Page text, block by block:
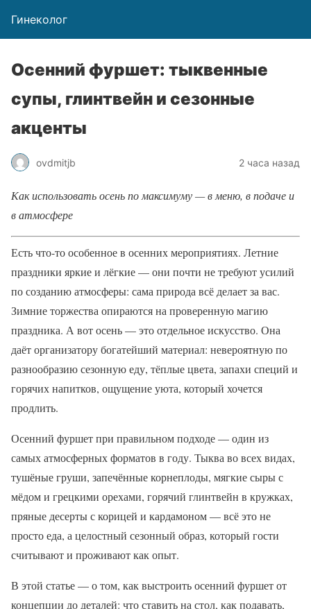
Гинеколог
Осенний фуршет: тыквенные
супы, глинтвейн и сезонные
акценты
ovdmitjb 2 часа назад
Как использовать осень по максимуму — в меню, в подаче и
в атмосфере
Есть что-то особенное в осенних мероприятиях. Летние
праздники яркие и лёгкие — они почти не требуют усилий
по созданию атмосферы: сама природа всё делает за вас.
Зимние торжества опираются на проверенную магию
праздника. А вот осень — это отдельное искусство. Она
даёт организатору богатейший материал: невероятную по
разнообразию сезонную еду, тёплые цвета, запахи специй и
горячих напитков, ощущение уюта, который хочется
продлить.
Осенний фуршет при правильном подходе — один из
самых атмосферных форматов в году. Тыква во всех видах,
тушёные груши, запечённые корнеплоды, мягкие сыры с
мёдом и грецкими орехами, горячий глинтвейн в кружках,
пряные десерты с корицей и кардамоном — всё это не
просто еда, а целостный сезонный образ, который гости
считывают и проживают как опыт.
В этой статье — о том, как выстроить осенний фуршет от
концепции до деталей: что ставить на стол, как подавать,